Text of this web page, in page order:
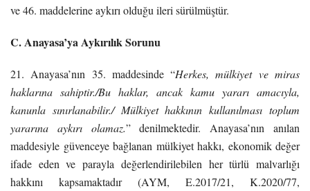
ve 46. maddelerine aykırı olduğu ileri sürülmüştür.
C. Anayasa’ya Aykırılık Sorunu
21. Anayasa’nın 35. maddesinde “Herkes, mülkiyet ve miras
haklarına sahiptir./Bu haklar, ancak kamu yararı amacıyla,
kanunla sınırlanabilir./ Mülkiyet hakkının kullanılması toplum
yararına aykırı olamaz.” denilmektedir. Anayasa’nın anılan
maddesiyle güvenceye bağlanan mülkiyet hakkı, ekonomik değer
ifade eden ve parayla değerlendirilebilen her türlü malvarlığı
hakkını kapsamaktadır (AYM, E.2017/21, K.2020/77,